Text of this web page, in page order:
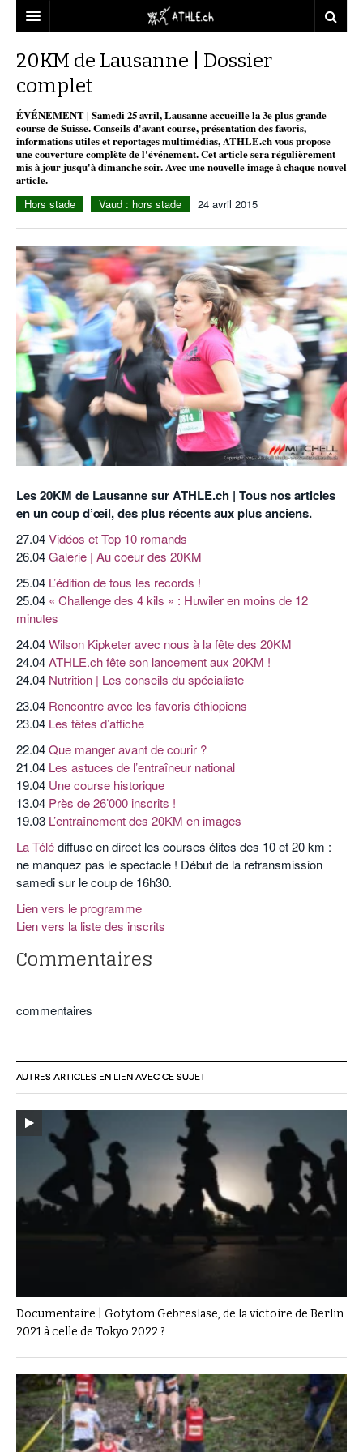
DOSSIERS
CHRONIQUES
TOUT
REPORTAGES
STATISTIQUES
STATISTIQUES
PARTENAIRES
PARTENAIRES
CLUBS PARTENAIRES
FÉDÉRATION
TOUS SUPPORTERS D’ATHLE.CH !
PUBLICITÉ
VIDEOS
ATHLE.CH
CLUB D’ATHLÉTISME
TOUS SUPPORTERS D’ATHLE.CH !
CHARTE ÉDITORIALE
NOUS CONTACTER
POURQUOI ATHLE.CH ?
ATHLE.CH RÉGIONS
CNP LAUSANNE/AIGLE
ATHLE.CH RÉGIONS | GENÈVE
ATHLE.CH RÉGIONS | JURA
ATHLE.CH RÉGIONS | VAUD
ATHLE.CH VINTAGE
TIMELINE
BIOGRAPHIES
HIGHLIGHTS
LIVRES
20KM de Lausanne | Dossier
complet
ÉVÉNEMENT | Samedi 25 avril, Lausanne accueille la 3e plus grande
course de Suisse. Conseils d'avant course, présentation des favoris,
informations utiles et reportages multimédias, ATHLE.ch vous propose
une couverture complète de l'événement. Cet article sera régulièrement
mis à jour jusqu'à dimanche soir. Avec une nouvelle image à chaque nouvel
article.
Hors stade Vaud : hors stade 24 avril 2015
Les 20KM de Lausanne sur ATHLE.ch | Tous nos articles
en un coup d’œil, des plus récents aux plus anciens.
27.04Vidéos et Top 10 romands
26.04Galerie | Au coeur des 20KM
25.04 L’édition de tous les records !
25.04 « Challenge des 4 kils » : Huwiler en moins de 12
minutes
24.04Wilson Kipketer avec nous à la fête des 20KM
24.04ATHLE.ch fête son lancement aux 20KM !
24.04 Nutrition | Les conseils du spécialiste
23.04 Rencontre avec les favoris éthiopiens
23.04 Les têtes d’affiche
22.04Que manger avant de courir ?
21.04 Les astuces de l’entraîneur national
19.04 Une course historique
13.04 Près de 26’000 inscrits !
19.03 L’entraînement des 20KM en images
La Télédiffuse en direct les courses élites des 10 et 20 km :
ne manquez pas le spectacle ! Début de la retransmission
samedi sur le coup de 16h30.
Lien vers le programme
Lien vers la liste des inscrits
Commentaires
commentaires
AUTRES ARTICLES EN LIEN AVEC CE SUJET
Documentaire | Gotytom Gebreslase, de la victoire de Berlin
2021 à celle de Tokyo 2022 ?